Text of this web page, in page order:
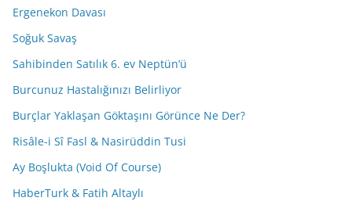
Ergenekon Davası
Soğuk Savaş
Sahibinden Satılık 6. ev Neptün’ü
Burcunuz Hastalığınızı Belirliyor
Burçlar Yaklaşan Göktaşını Görünce Ne Der?
Risâle-i Sî Fasl & Nasirüddin Tusi
Ay Boşlukta (Void Of Course)
HaberTurk & Fatih Altaylı